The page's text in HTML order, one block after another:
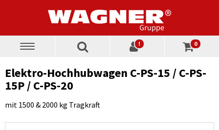
Toggle
! 0
Elektro-Hochhubwagen C-PS-15 / C-PS-
15P / C-PS-20
mit 1500 & 2000 kg Tragkraft